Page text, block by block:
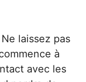
laissez pas
à
avec les